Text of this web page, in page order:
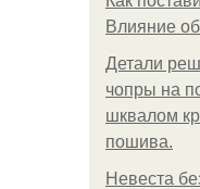
Влияние
Детали
чопры на
шквалом
пошива.
Невеста